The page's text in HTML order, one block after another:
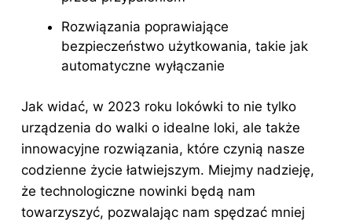
Rozwiązania poprawiające
bezpieczeństwo użytkowania, takie jak
automatyczne wyłączanie
Jak widać, w 2023 roku lokówki to nie tylko
urządzenia do walki o idealne loki, ale także
innowacyjne rozwiązania, które czynią nasze
codzienne życie łatwiejszym. Miejmy nadzieję,
że technologiczne nowinki będą nam
towarzyszyć, pozwalając nam spędzać mniej